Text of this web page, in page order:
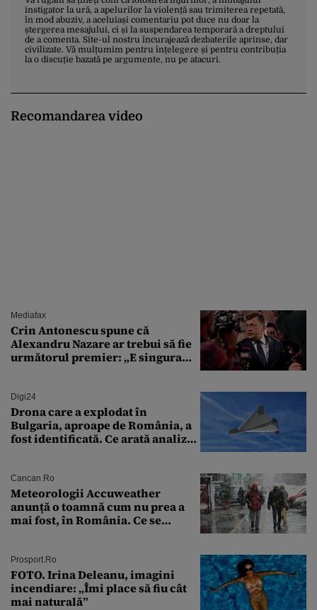
instigator la ură, a apelurilor la violență sau trimiterea repetată,
în mod abuziv, a aceluiași comentariu pot duce nu doar la
ștergerea mesajului, ci și la suspendarea temporară a dreptului
de a comenta. Site-ul nostru încurajează dezbaterile aprinse, dar
civilizate. Vă mulțumim pentru înțelegere și pentru contribuția
la o discuție bazată pe argumente, nu pe atacuri.
Recomandarea video
Mediafax
Crin Antonescu spune că
Alexandru Nazare ar trebui să fie
următorul premier: „E singura
Digi24
Drona care a explodat în
Bulgaria, aproape de România, a
fost identificată. Ce arată analiza
Cancan.ro
Meteorologii Accuweather
anunță o toamnă cum nu prea a
mai fost, în România. Ce se
București. Pe ce dată ninge
Prosport.ro
FOTO. Irina Deleanu, imagini
incendiare: „Îmi place să fiu cât
mai naturală”